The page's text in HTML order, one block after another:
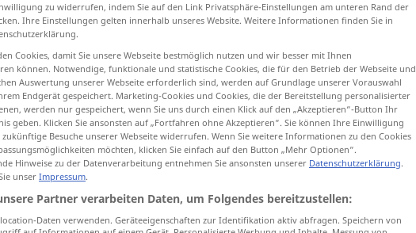
HohnVerspottung
Hohnlächeln → siehe „ hohnlächeln“
Hohnlachen → siehe „hohnlachen“
zu widerrufen, indem Sie auf den Link Privatsphäre-Einstellungen am unteren Rand der
Ihre Einstellungen gelten innerhalb unseres Website. Weitere Informationen finden Sie in
Cookies, damit Sie unsere Webseite bestmöglich nutzen und wir besser mit Ihnen
können. Notwendige, funktionale und statistische Cookies, die für den Betrieb der Webseite und
Auswertung unserer Webseite erforderlich sind, werden auf Grundlage unserer Vorauswahl
Endgerät gespeichert. Marketing-Cookies und Cookies, die der Bereitstellung personalisierter
werden nur gespeichert, wenn Sie uns durch einen Klick auf den „Akzeptieren“-Button Ihr
geben. Klicken Sie ansonsten auf „Fortfahren ohne Akzeptieren“. Sie können Ihre Einwilligung
Besuche unserer Webseite widerrufen. Wenn Sie weitere Informationen zu den Cookies
möchten, klicken Sie einfach auf den Button „Mehr Optionen“.
Hinweise zu der Datenverarbeitung entnehmen Sie ansonsten unserer Datenschutzerklärung.
unser Impressum.
Partner verarbeiten Daten, um Folgendes bereitzustellen:
Daten verwenden. Geräteeigenschaften zur Identifikation aktiv abfragen. Speichern von